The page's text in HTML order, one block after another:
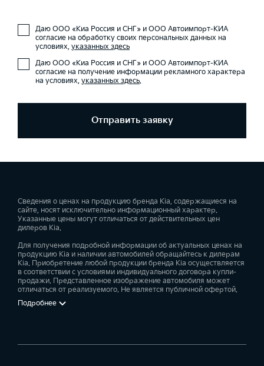
Даю ООО «Киа Россия и СНГ» и ООО Автоимпорт-КИА
согласие на обработку своих персональных данных на
условиях, указанных здесь
Даю ООО «Киа Россия и СНГ» и ООО Автоимпорт-КИА
согласие на получение информации рекламного характера
на условиях, указанных здесь.
Отправить заявку
Сведения о ценах на продукцию бренда Kia, содержащиеся на
сайте, носят исключительно информационный характер.
Указанные цены могут отличаться от действительных цен
дилеров Kia.
Для получения подробной информации об актуальных ценах на
продукцию Kia и наличии автомобилей обращайтесь к дилерам
Kia. Приобретение любой продукции бренда Kia осуществляется
в соответствии с условиями индивидуального договора купли-
продажи. Представленное изображение автомобиля может
отличаться от реализуемого. Не является публичной офертой.
Подробнее